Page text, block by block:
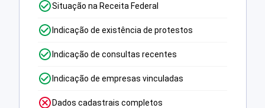
Situação na Receita Federal
Indicação de existência de protestos
Indicação de consultas recentes
Indicação de empresas vinculadas
Dados cadastrais completos